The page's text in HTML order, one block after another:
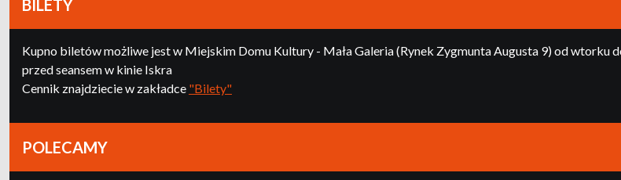
BILETY
Kupno biletów możliwe jest w Miejskim Domu Kultury - Mała Galeria (Rynek Zygmunta Augusta 9) od wtorku
przed seansem w kinie Iskra
Cennik znajdziecie w zakładce "Bilety"
POLECAMY